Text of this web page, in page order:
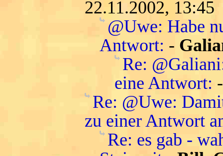
22.11.2002, 13:45
@Uwe: Habe
Antwort: -
Re:
eine Antwort:
Re: @Uwe:
zu einer Antwort
Re: es gab -